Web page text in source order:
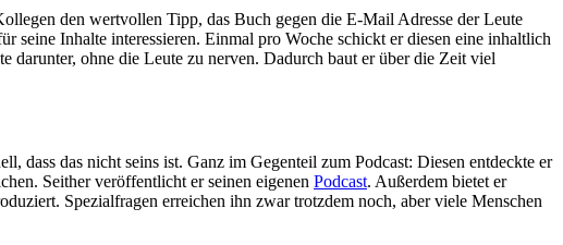
den wertvollen Tipp, das Buch gegen die E-Mail Adresse der Leute
Inhalte interessieren. Einmal pro Woche schickt er diesen eine inhaltlich
darunter, ohne die Leute zu nerven. Dadurch baut er über die Zeit viel
das nicht seins ist. Ganz im Gegenteil zum Podcast: Diesen entdeckte er
Seither veröffentlicht er seinen eigenen Podcast. Außerdem bietet er
Spezialfragen erreichen ihn zwar trotzdem noch, aber viele Menschen